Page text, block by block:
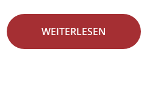
WEITERLESEN